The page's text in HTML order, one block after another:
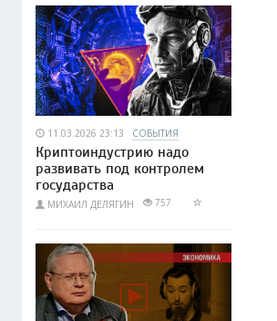
11.03.2026 23:13 СОБЫТИЯ
Криптоиндустрию надо
развивать под контролем
государства
МИХАИЛ ДЕЛЯГИН 757